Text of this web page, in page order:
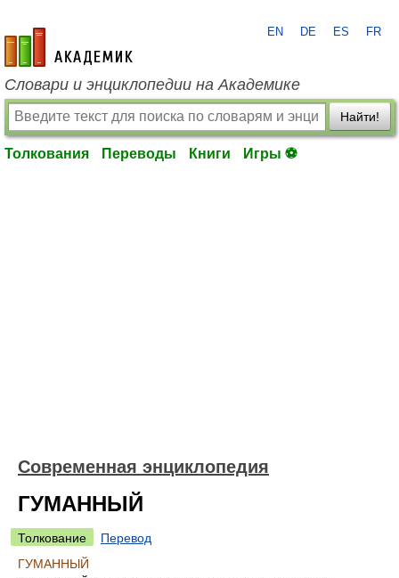
academic.ru
EN DE ES FR
Словари и энциклопедии на Академике
Найти!
Толкования Переводы Книги Игры ⚽
Современная энциклопедия
ГУМАННЫЙ
Толкование
Перевод
ГУМАННЫЙ